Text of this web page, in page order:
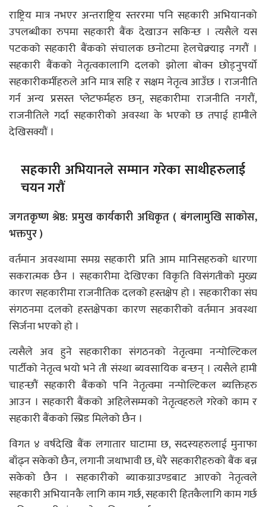
राष्ट्रिय मात्र नभएर अन्तराष्ट्रिय स्तररमा पनि सहकारी अभियानको
उपलब्धीका रुपमा सहकारी बैंक देखाउन सकिन्छ । त्यसैले यस
पटकको सहकारी बैंकको संचालक छनोटमा हेलचेक्र्याइ नगरौं ।
सहकारी बैंकको नेतृत्वकालागि दलको झोला बोक्न छोड्नुपर्यो
सहकारीकर्मीहरुले अनि मात्र सहि र सक्षम नेतृत्व आउँछ । राजनीति
गर्न अन्य प्रसस्त प्लेटफर्महरु छन्, सहकारीमा राजनीति नगरौं,
राजनीतिले गर्दा सहकारीको अवस्था के भएको छ तपाई हामीले
देखिसक्यौं ।
सहकारी अभियानले सम्मान गरेका साथीहरुलाई
चयन गरौं
जगतकृष्ण श्रेष्ठ: प्रमुख कार्यकारी अधिकृत ( बंगलामुखि साकोस,
भक्तपुर )
वर्तमान अवस्थामा समग्र सहकारी प्रति आम मानिसहरुको धारणा
सकरात्मक छैन । सहकारीमा देखिएका विकृति विसंगतीको मुख्य
कारण सहकारीमा राजनीतिक दलको हस्तक्षेप हो । सहकारीका संघ
संगठनमा दलको हस्तक्षेपका कारण सहकारीको वर्तमान अवस्था
सिर्जना भएको हो ।
त्यसैले अव हुने सहकारीका संगठनको नेतृत्वमा नन्पोल्टिकल
पार्टीको नेतृत्व भयो भने ती संस्था ब्यवसायिक बन्छन् । त्यसैले हामी
चाहन्छौं सहकारी बैंकको पनि नेतृत्वमा नन्पोल्टिकल ब्यक्तिहरु
आउन । सहकारी बैंकको अहिलेसम्मको नेतृत्वहरुले गरेको काम र
सहकारी बैंकको स्प्रिड मिलेको छैन ।
विगत ४ वर्षदेखि बैंक लगातार घाटामा छ, सदस्यहरुलाई मुनाफा
बाँढ्न सकेको छैन, लगानी जथाभावी छ, धेरै सहकारीहरुको बैंक बन्न
सकेको छैन । सहकारीको ब्याकग्राउण्डबाट आएको नेतृत्वले
सहकारी अभियानकै लागि काम गर्छ, सहकारी हितकैलागि काम गर्छ